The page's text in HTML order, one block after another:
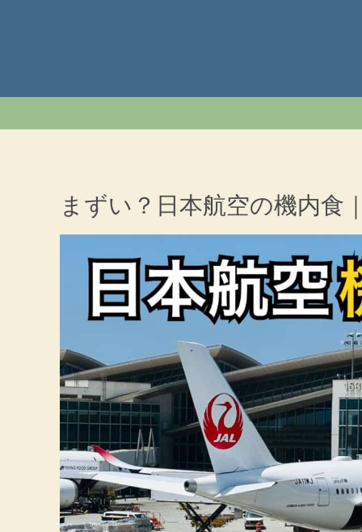
まずい？日本航空の機内食